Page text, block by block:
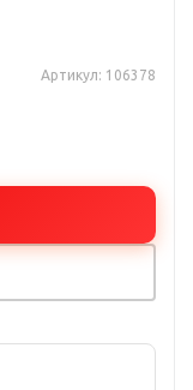
Артикул: 106378